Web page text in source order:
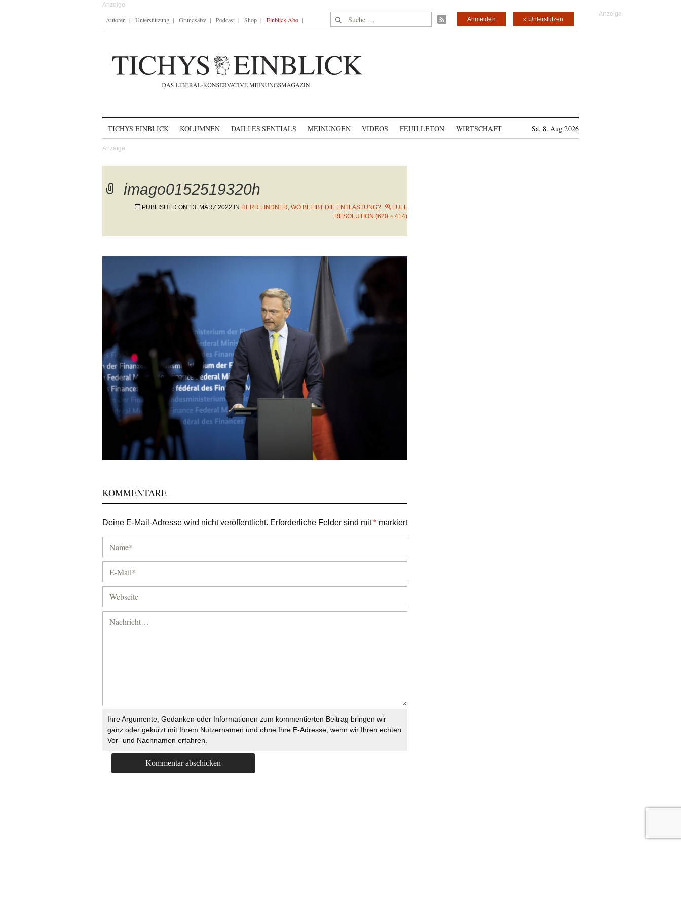
Autoren Unterstützung Grundsätze Podcast Shop Einblick-Abo Suche nach: » Unterstützen
Anmelden
TICHYS EINBLICK KOLUMNEN DAILI|ES|SENTIALS MEINUNGEN VIDEOS FEUILLETON WIRTSCHAFT Sa, 8. Aug 2026
imago0152519320h
PUBLISHED ON 13. MÄRZ 2022 IN HERR LINDNER, WO BLEIBT DIE ENTLASTUNG?
FULL
RESOLUTION (620 × 414)
KOMMENTARE
Deine E-Mail-Adresse wird nicht veröffentlicht. Erforderliche Felder sind mit* markiert
Ihre Argumente, Gedanken oder Informationen zum kommentierten Beitrag bringen wir
ganz oder gekürzt mit Ihrem Nutzernamen und ohne Ihre E-Adresse, wenn wir Ihren echten
Vor- und Nachnamen erfahren.